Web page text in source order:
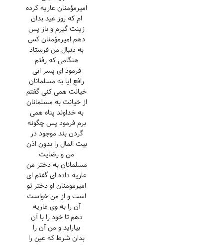
امیرمؤمنان عاریه کرده
ام که روز عید بدان
زینت گیرم و باز پس
دهم امیرمؤمنان کس
به دنبال من فرستاد
هنگامی که رفتم
فرمود ای پسر ابی
رافع ایا به مسلمانان
خیانت همی کنی گفتم
از خیانت به مسلمانان
به خداوند پناه همی
برم فرمود پس چگونه
گردن بند موجود در
بیت المال را بدون اذن
من و رضایت
مسلمانان به دختر من
عاریه داده ای گفتم ای
امیرمومنان او دختر تو
است و از من خواست
آن را به وی عاریه
دهم تا خود را با آن
بیاراید و من آن را
بدان شرط که عین را